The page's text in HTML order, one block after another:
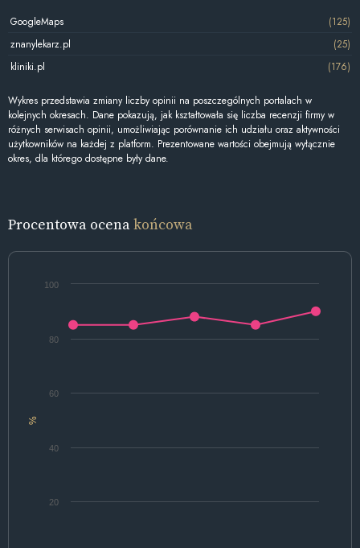
GoogleMaps
(125)
znanylekarz.pl
(25)
kliniki.pl
(176)
Wykres przedstawia zmiany liczby opinii na poszczególnych portalach w
kolejnych okresach. Dane pokazują, jak kształtowała się liczba recenzji firmy w
różnych serwisach opinii, umożliwiając porównanie ich udziału oraz aktywności
użytkowników na każdej z platform. Prezentowane wartości obejmują wyłącznie
okres, dla którego dostępne były dane.
Procentowa ocenakońcowa
%
20
40
60
80
100